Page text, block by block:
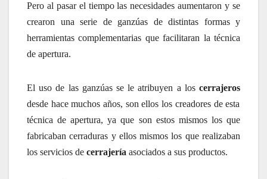
Pero al pasar el tiempo las necesidades aumentaron y se
crearon una serie de ganzúas de distintas formas y
herramientas complementarias que facilitaran la técnica
de apertura.
El uso de las ganzúas se le atribuyen a los cerrajeros
desde hace muchos años, son ellos los creadores de esta
técnica de apertura, ya que son estos mismos los que
fabricaban cerraduras y ellos mismos los que realizaban
los servicios de cerrajería asociados a sus productos.